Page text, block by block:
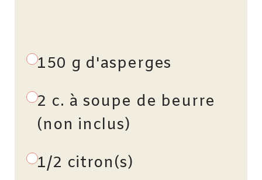
150 g d'asperges
2 c. à soupe de beurre
(non inclus)
1/2 citron(s)